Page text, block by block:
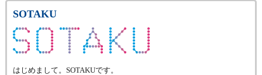
SOTAKU
はじめまして。SOTAKUです。